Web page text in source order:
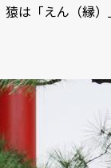
は「えん（縁